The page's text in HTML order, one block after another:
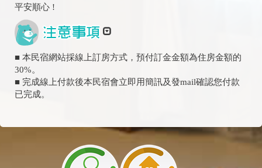
平安順心 !
■ 本民宿網站採線上訂房方式，預付訂金金額為住房金額的
30%。
■ 完成線上付款後本民宿會立即用簡訊及發mail確認您付款
已完成。